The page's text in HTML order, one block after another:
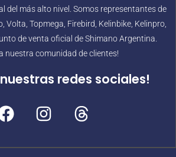
del más alto nivel. Somos representantes de
Volta, Topmega, Firebird, Kelinbike, Kelinpro,
de venta oficial de Shimano Argentina.
nuestra comunidad de clientes!
redes sociales!